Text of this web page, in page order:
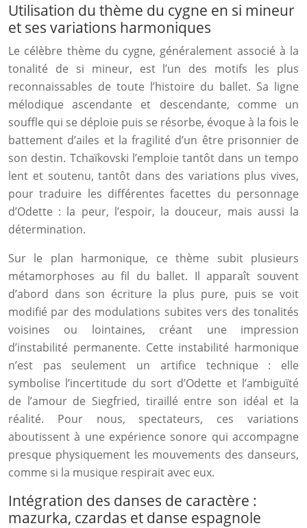
Utilisation du thème du cygne en si mineur
et ses variations harmoniques
Le célèbre thème du cygne, généralement associé à la
tonalité de si mineur, est l’un des motifs les plus
reconnaissables de toute l’histoire du ballet. Sa ligne
mélodique ascendante et descendante, comme un
souffle qui se déploie puis se résorbe, évoque à la fois le
battement d’ailes et la fragilité d’un être prisonnier de
son destin. Tchaïkovski l’emploie tantôt dans un tempo
lent et soutenu, tantôt dans des variations plus vives,
pour traduire les différentes facettes du personnage
d’Odette : la peur, l’espoir, la douceur, mais aussi la
détermination.
Sur le plan harmonique, ce thème subit plusieurs
métamorphoses au fil du ballet. Il apparaît souvent
d’abord dans son écriture la plus pure, puis se voit
modifié par des modulations subites vers des tonalités
voisines ou lointaines, créant une impression
d’instabilité permanente. Cette instabilité harmonique
n’est pas seulement un artifice technique : elle
symbolise l’incertitude du sort d’Odette et l’ambiguïté
de l’amour de Siegfried, tiraillé entre son idéal et la
réalité. Pour nous, spectateurs, ces variations
aboutissent à une expérience sonore qui accompagne
presque physiquement les mouvements des danseurs,
comme si la musique respirait avec eux.
Intégration des danses de caractère :
mazurka, czardas et danse espagnole